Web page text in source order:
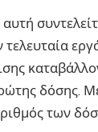
δόσης.
των